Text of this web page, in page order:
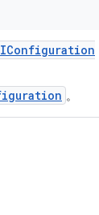
IConfiguration
。